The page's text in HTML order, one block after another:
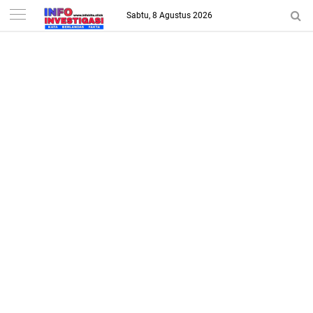
-->
Sabtu, 8 Agustus 2026